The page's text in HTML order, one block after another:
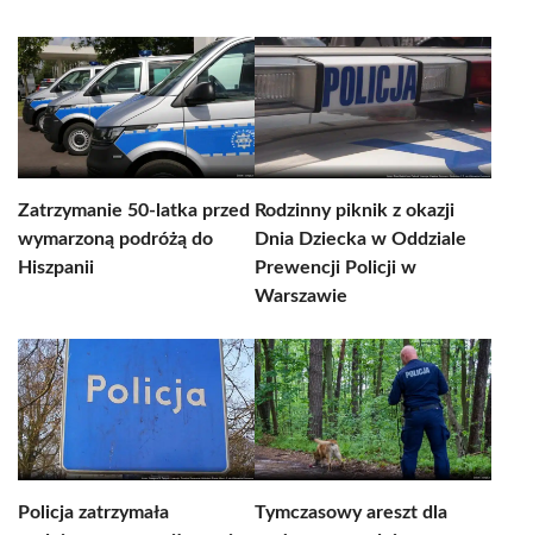
Zatrzymanie 50-latka przed
wymarzoną podróżą do
Hiszpanii
Rodzinny piknik z okazji
Dnia Dziecka w Oddziale
Prewencji Policji w
Warszawie
Policja zatrzymała
Tymczasowy areszt dla